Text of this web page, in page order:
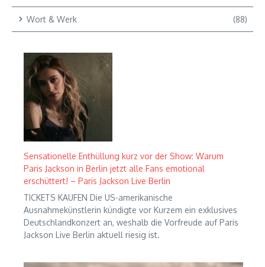
Wort & Werk (88)
Sensationelle Enthüllung kurz vor der Show: Warum
Paris Jackson in Berlin jetzt alle Fans emotional
erschüttert! – Paris Jackson Live Berlin
TICKETS KAUFEN Die US-amerikanische
Ausnahmekünstlerin kündigte vor Kurzem ein exklusives
Deutschlandkonzert an, weshalb die Vorfreude auf Paris
Jackson Live Berlin aktuell riesig ist.